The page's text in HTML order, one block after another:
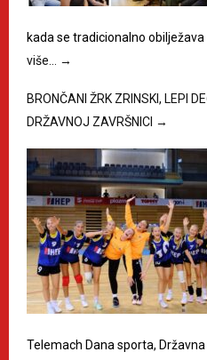
kada se tradicionalno
više… →
BRONČANI ŽRK ZRINSKI, LEPI
DRŽAVNOJ ZAVRŠNICI →
Telemach Dana sporta,